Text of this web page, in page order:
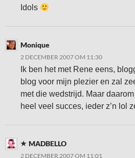
Idols
Monique
2 DECEMBER 2007 OM 11:30
Ik ben het met Rene eens,
blog voor mijn plezier en zal
met die wedstrijd. Maar
heel veel succes, ieder z’n lol
MADBELLO
2 DECEMBER 2007 OM 11:01